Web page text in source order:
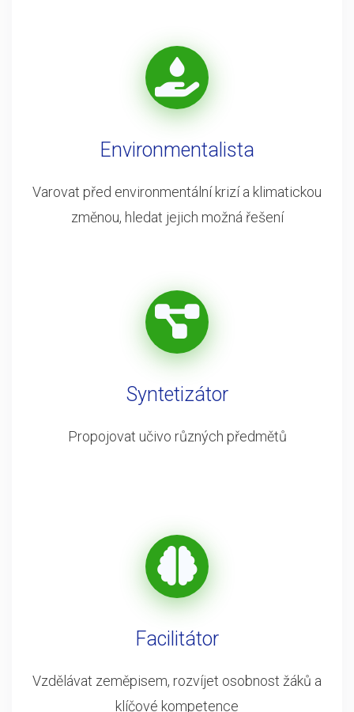
Environmentalista
Varovat před environmentální krizí a klimatickou
změnou, hledat jejich možná řešení
Syntetizátor
Propojovat učivo různých předmětů
Facilitátor
Vzdělávat zeměpisem, rozvíjet osobnost žáků a
klíčové kompetence